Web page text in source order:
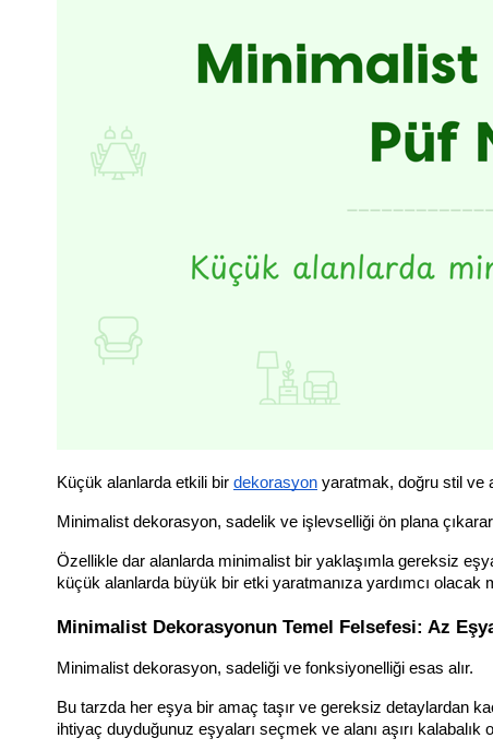
Küçük alanlarda etkili bir dekorasyon yaratmak, doğru stil ve
Minimalist dekorasyon, sadelik ve işlevselliği ön plana
Özellikle dar alanlarda minimalist bir yaklaşımla gereksiz
küçük alanlarda büyük bir etki yaratmanıza yardımcı olacak
Minimalist Dekorasyonun Temel Felsefesi: Az
Minimalist dekorasyon, sadeliği ve fonksiyonelliği esas alır.
Bu tarzda her eşya bir amaç taşır ve gereksiz detaylardan
ihtiyaç duyduğunuz eşyaları seçmek ve alanı aşırı kalabalık